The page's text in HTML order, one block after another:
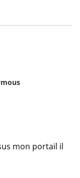
mon portail il